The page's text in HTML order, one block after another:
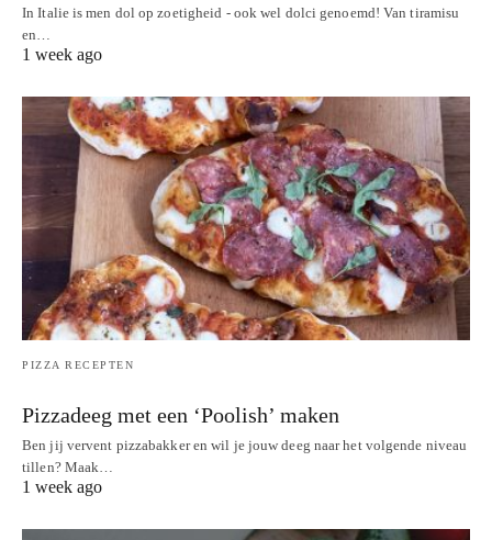
In Italie is men dol op zoetigheid - ook wel dolci genoemd! Van tiramisu
en…
1 week ago
PIZZA RECEPTEN
Pizzadeeg met een ‘Poolish’ maken
Ben jij vervent pizzabakker en wil je jouw deeg naar het volgende niveau
tillen? Maak…
1 week ago